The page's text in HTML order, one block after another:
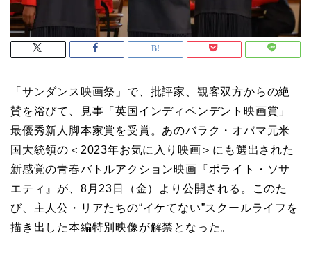
「サンダンス映画祭」で、批評家、観客双方からの絶
賛を浴びて、見事「英国インディペンデント映画賞」
最優秀新人脚本家賞を受賞。あのバラク・オバマ元米
国大統領の＜2023年お気に入り映画＞にも選出された
新感覚の青春バトルアクション映画『ポライト・ソサ
エティ』が、8月23日（金）より公開される。このた
び、主人公・リアたちの“イケてない”スクールライフを
描き出した本編特別映像が解禁となった。